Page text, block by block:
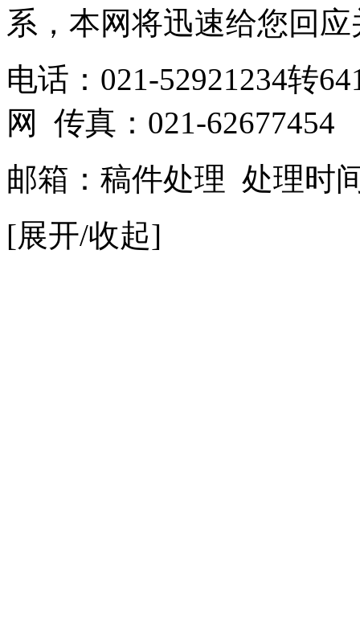
系，本网将迅速给您回
电话：021-52921234转
网 传真：021-62677454
邮箱： 稿件处理 处理时
[展开/收起]